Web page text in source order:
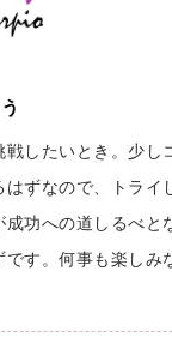
したいとき。少し
はずなので、トライ
功への道しるべと
です。何事も楽しみ